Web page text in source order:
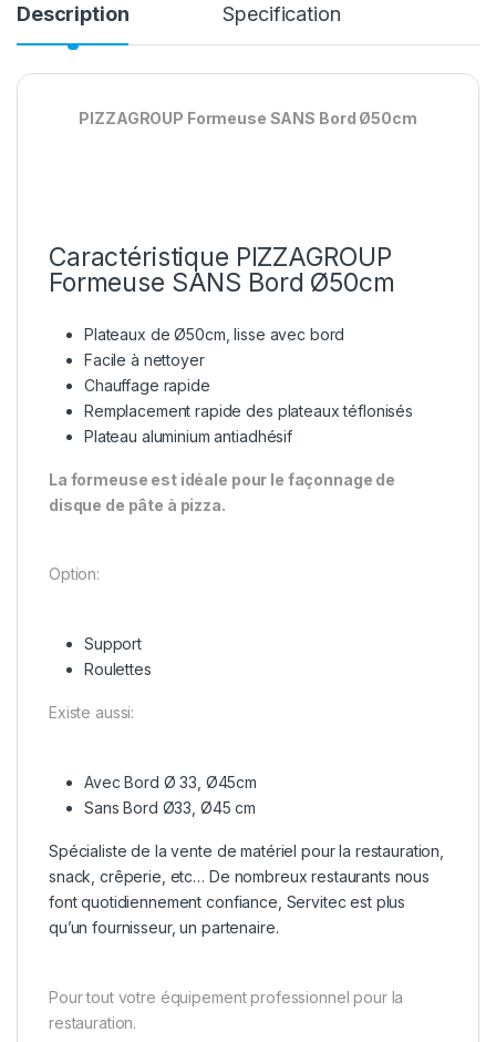
Description Specification
PIZZAGROUP Formeuse SANS Bord Ø50cm
Caractéristique PIZZAGROUP
Formeuse SANS Bord Ø50cm
Plateaux de Ø50cm, lisse avec bord
Facile à nettoyer
Chauffage rapide
Remplacement rapide des plateaux téflonisés
Plateau aluminium antiadhésif
La formeuse est idéale pour le façonnage de
disque de pâte à pizza.
Option:
Support
Roulettes
Existe aussi:
Avec Bord Ø 33, Ø45cm
Sans Bord Ø33, Ø45 cm
Spécialiste de la vente de matériel pour la restauration,
snack, crêperie, etc… De nombreux restaurants nous
font quotidiennement confiance, Servitec est plus
qu’un fournisseur, un partenaire.
Pour tout votre équipement professionnel pour la
restauration.